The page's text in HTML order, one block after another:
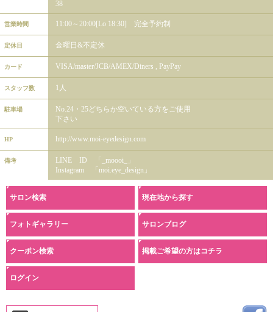
38
営業時間 11:00～20:00[Lo 18:30] 完全予約制
定休日 金曜日&不定休
カード VISA/master/JCB/AMEX/Diners , PayPay
スタッフ数 1人
駐車場
No.24・25どちらか空いている方をご使用
下さい
HP http://www.moi-eyedesign.com
備考
LINE ID 「_moooi_」
Instagram 「moi.eye_design」
サロン検索 現在地から探す
フォトギャラリー サロンブログ
クーポン検索 掲載ご希望の方はコチラ
ログイン